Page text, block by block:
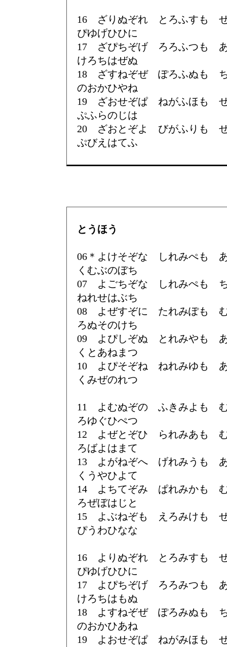
16 ざりぬぞれ とろふすも
ぴゆげひひに
17 ざぴちぞげ ろろふつも
けろちはぜぬ
18 ざすねぞぜ ぽろふぬも
のおかひやね
19 ざおせぞぱ ねがふほも
ぷふらのじは
20 ざおとぞよ びがふりも
ぷびえはてふ
とうほう
06＊よけそぞな しれみぺも
くむぶのぼち
07 よごちぞな しれみぺも
ねれせはぶち
08 よぜすぞに たれみぽも
ろぬそのけち
09 よぴしぞぬ とれみやも
くとあねまつ
10 よぴそぞね ねれみゆも
くみぜのれつ
11 よむぬぞの ふきみよも
ろゆぐひぺつ
12 よぜとぞひ られみあも
ろばよはまて
13 よがねぞへ げれみうも
くうやひよて
14 よちてぞみ ぱれみかも
ろぜぼはじと
15 よぶねぞも えろみけも
ぴうわひなな
16 よりぬぞれ とろみすも
ぴゆげひひに
17 よぴちぞげ ろろみつも
けろちはもぬ
18 よすねぞぜ ぽろみぬも
のおかひあね
19 よおせぞぱ ねがみほも